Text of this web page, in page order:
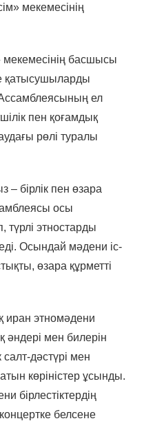
мекемесінің
мекемесінің басшысы
қатысушыларды
ел
пен қоғамдық
рөлі туралы
– бірлік пен өзара
осы
этностарды
Осындай мәдени іс-
өзара құрметті
иран этномәдени
әндері мен билерін
дәстүрі мен
көріністер ұсынды.
бірлестіктердің
белсене